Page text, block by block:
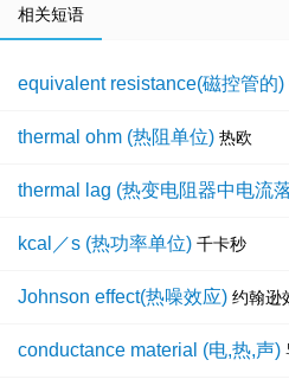
相关短语
equivalent resistance(磁控管的)
thermal ohm (热阻单位) 热欧
thermal lag (热变电阻器中电流
kcal／s (热功率单位) 千卡秒
Johnson effect(热噪效应) 约翰逊
conductance material (电,热,声)